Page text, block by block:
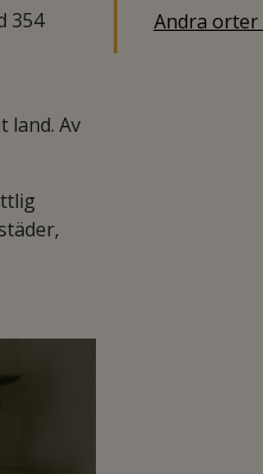
354
land. Av
Andra orter